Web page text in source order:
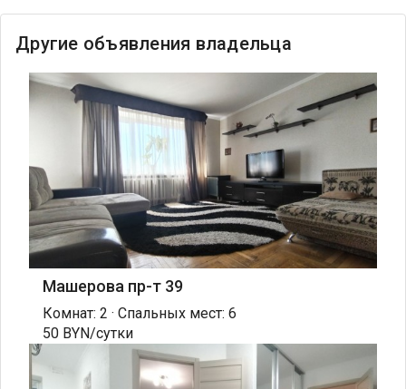
Другие объявления владельца
Машерова пр-т 39
Комнат: 2 · Спальных мест: 6
50 BYN/сутки